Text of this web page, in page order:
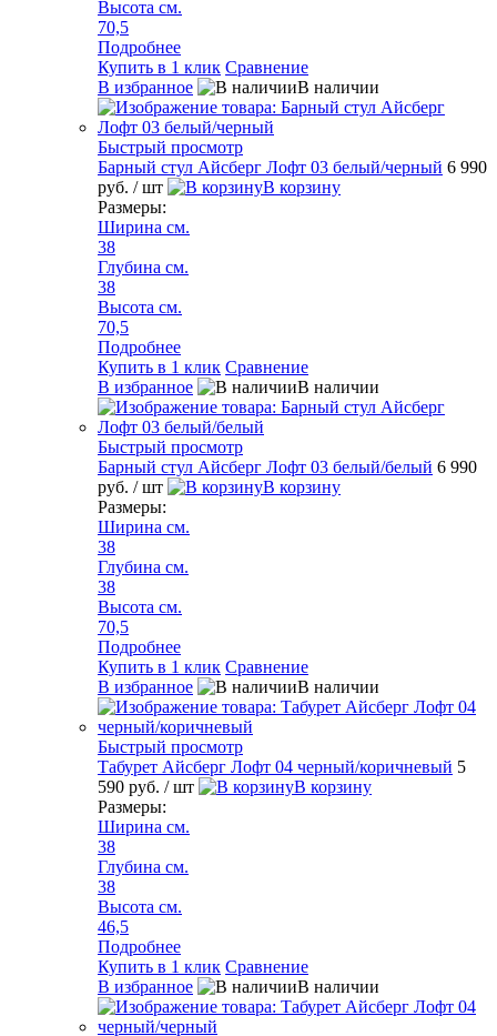
Высота см.
70,5
Подробнее
Купить в 1 клик Сравнение
В избранное
В наличии
Быстрый просмотр
Барный стул Айсберг Лофт 03 белый/черный 6 990
руб. / шт
В корзину
Размеры:
Ширина см.
38
Глубина см.
38
Высота см.
70,5
Подробнее
Купить в 1 клик Сравнение
В избранное
В наличии
Быстрый просмотр
Барный стул Айсберг Лофт 03 белый/белый 6 990
руб. / шт
В корзину
Размеры:
Ширина см.
38
Глубина см.
38
Высота см.
70,5
Подробнее
Купить в 1 клик Сравнение
В избранное
В наличии
Быстрый просмотр
Табурет Айсберг Лофт 04 черный/коричневый 5
590 руб. / шт
В корзину
Размеры:
Ширина см.
38
Глубина см.
38
Высота см.
46,5
Подробнее
Купить в 1 клик Сравнение
В избранное
В наличии